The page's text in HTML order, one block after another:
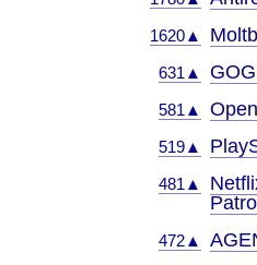
1620▲
631▲
581▲
519▲
481▲
472▲